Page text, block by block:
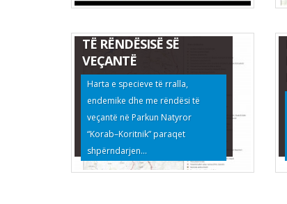
HARTA E SPECIEVE TË
TË RËNDËSISË SË
VEÇANTË
Harta e specieve të rralla,
endemike dhe me rëndësi të
veçantë në Parkun Natyror
“Korab–Koritnik” paraqet
shpërndarjen...